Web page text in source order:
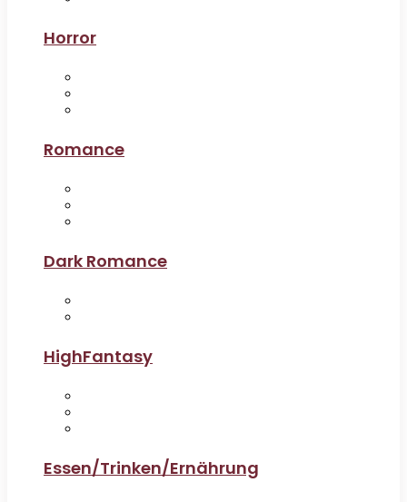
Horror
Romance
Dark Romance
HighFantasy
Essen/Trinken/Ernährung